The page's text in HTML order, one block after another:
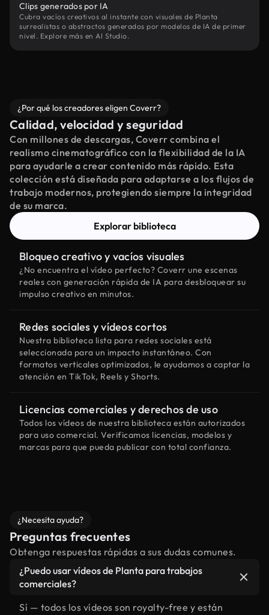
Clips generados por IA
Cubra vacíos creativos al instante con visuales de Planta
surrealistas o abstractos generados por modelos de IA de primer
nivel. Explore más en AI Studio.
¿Por qué los creadores eligen Coverr?
Calidad, velocidad y seguridad
Con millones de descargas, Coverr combina el
realismo cinematográfico con la flexibilidad de la IA
para ayudarle a crear contenido más rápido. Esta
colección está diseñada para adaptarse a los flujos de
trabajo modernos, protegiendo siempre la integridad
de su marca.
Explorar biblioteca
Bloqueo creativo y vacíos visuales
¿No encuentra el vídeo perfecto? Coverr une escenas
reales con generación rápida de IA para desbloquear su
impulso creativo en minutos.
Redes sociales y vídeos cortos
Nuestra biblioteca lista para redes sociales está
seleccionada para un impacto instantáneo. Con
formatos verticales optimizados, le ayudamos a captar la
atención en TikTok, Reels y Shorts.
Licencias comerciales y derechos de uso
Todos los vídeos de nuestra biblioteca están autorizados
para uso comercial. Verificamos licencias, modelos y
marcas para que pueda publicar con total confianza.
¿Necesita ayuda?
Preguntas frecuentes
Obtenga respuestas rápidas a sus dudas comunes.
¿Puedo usar vídeos de Planta para trabajos
comerciales?
Sí — todos los vídeos son royalty-free y están